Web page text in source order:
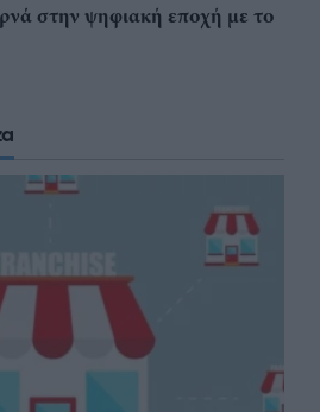
στην ψηφιακή εποχή με το